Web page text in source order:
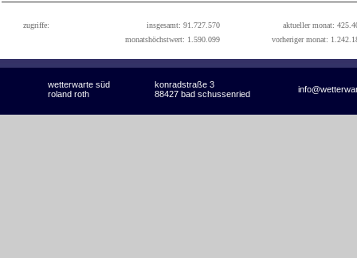
zugriffe: insgesamt: 91.727.570
aktueller monat:
monatshöchstwert: 1.590.099
vorheriger monat:
wetterwarte süd konradstraße 3
roland roth 88427 bad schussenried